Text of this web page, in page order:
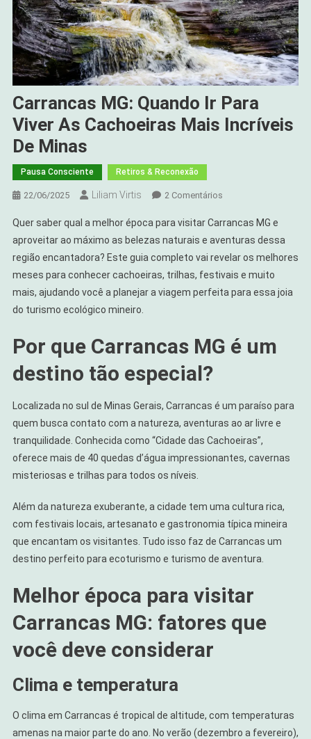
Carrancas MG: Quando Ir Para
Viver As Cachoeiras Mais Incríveis
De Minas
Pausa Consciente Retiros & Reconexão
22/06/2025 Liliam Virtis 2 ComentáriosEm
MG:
Quando
Ir
Para
Viver
Mais
Incríveis
Quer saber qual a melhor época para visitar Carrancas MG e
aproveitar ao máximo as belezas naturais e aventuras dessa
região encantadora? Este guia completo vai revelar os melhores
meses para conhecer cachoeiras, trilhas, festivais e muito
mais, ajudando você a planejar a viagem perfeita para essa joia
do turismo ecológico mineiro.
Por que Carrancas MG é um
destino tão especial?
Localizada no sul de Minas Gerais, Carrancas é um paraíso para
quem busca contato com a natureza, aventuras ao ar livre e
tranquilidade. Conhecida como “Cidade das Cachoeiras”,
oferece mais de 40 quedas d’água impressionantes, cavernas
misteriosas e trilhas para todos os níveis.
Além da natureza exuberante, a cidade tem uma cultura rica,
com festivais locais, artesanato e gastronomia típica mineira
que encantam os visitantes. Tudo isso faz de Carrancas um
destino perfeito para ecoturismo e turismo de aventura.
Melhor época para visitar
Carrancas MG: fatores que
você deve considerar
Clima e temperatura
O clima em Carrancas é tropical de altitude, com temperaturas
amenas na maior parte do ano. No verão (dezembro a fevereiro),